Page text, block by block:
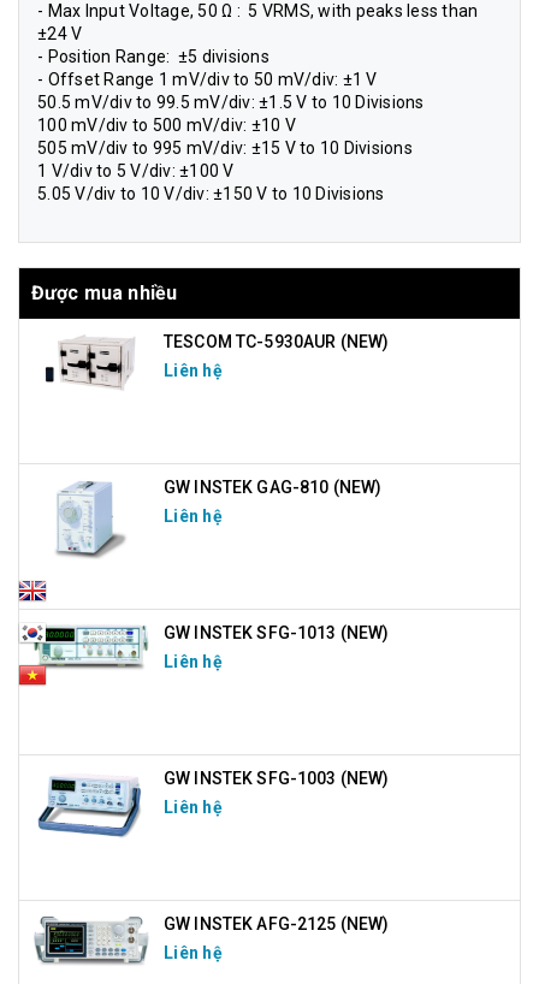
- Max Input Voltage, 50 Ω : 5 VRMS, with peaks less than
±24 V
- Position Range: ±5 divisions
- Offset Range 1 mV/div to 50 mV/div: ±1 V
50.5 mV/div to 99.5 mV/div: ±1.5 V to 10 Divisions
100 mV/div to 500 mV/div: ±10 V
505 mV/div to 995 mV/div: ±15 V to 10 Divisions
1 V/div to 5 V/div: ±100 V
5.05 V/div to 10 V/div: ±150 V to 10 Divisions
Được mua nhiều
TESCOM TC-5930AUR (NEW)
Liên hệ
GW INSTEK GAG-810 (NEW)
Liên hệ
GW INSTEK SFG-1013 (NEW)
Liên hệ
GW INSTEK SFG-1003 (NEW)
Liên hệ
GW INSTEK AFG-2125 (NEW)
Liên hệ